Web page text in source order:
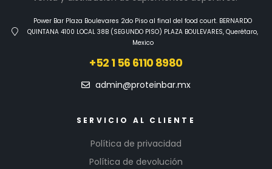
Power Bar Plaza Boulevares 2do Piso al final del food court. BERNARDO
QUINTANA 4100 LOCAL 38B (SEGUNDO PISO) PLAZA BOULEVARES, Querétaro,
Mexico
+52 1 56 6110 8980
admin@proteinbar.mx
SERVICIO AL CLIENTE
Política de privacidad
Política de devolución